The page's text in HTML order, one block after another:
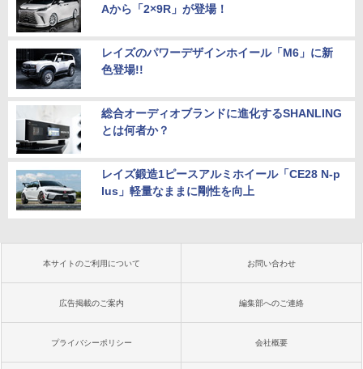
Aから「2×9R」が登場！
レイズのパワーデザインホイール「M6」に新
色登場!!
総合オーディオブランドに進化するSHANLING
とは何者か？
レイズ鍛造1ピースアルミホイール「CE28 N-p
lus」軽量なままに剛性を向上
本サイトのご利用について お問い合わせ
広告掲載のご案内 編集部へのご連絡
プライバシーポリシー 会社概要